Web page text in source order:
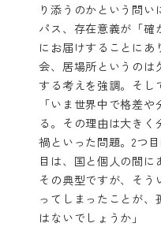
り添うのかという問
パス、存在意義が「確
にお届けすることにあ
会、居場所というのは
する考えを強調。そし
「いま世界中で格差
る。その理由は大きく
禍といった問題。2つ
目は、国と個人の間
その典型ですが、そ
ってしまったことが
はないでしょうか」